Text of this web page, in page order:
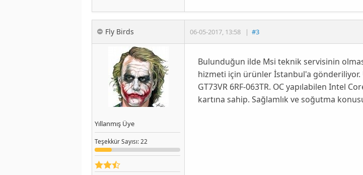
Fly Birds 06-05-2017, 13:58 | #3
Yıllanmış Üye
TeşekkürSayısı: 22
Bulunduğun ilde Msi teknik servisinin
hizmeti için ürünler İstanbul'a gönderiliyor.
GT73VR 6RF-063TR. OC yapılabilen Intel
kartına sahip. Sağlamlık ve soğutma